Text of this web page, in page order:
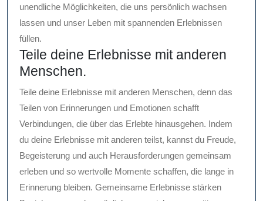
unendliche Möglichkeiten, die uns persönlich wachsen
lassen und unser Leben mit spannenden Erlebnissen
füllen.
Teile deine Erlebnisse mit anderen
Menschen.
Teile deine Erlebnisse mit anderen Menschen, denn das
Teilen von Erinnerungen und Emotionen schafft
Verbindungen, die über das Erlebte hinausgehen. Indem
du deine Erlebnisse mit anderen teilst, kannst du Freude,
Begeisterung und auch Herausforderungen gemeinsam
erleben und so wertvolle Momente schaffen, die lange in
Erinnerung bleiben. Gemeinsame Erlebnisse stärken